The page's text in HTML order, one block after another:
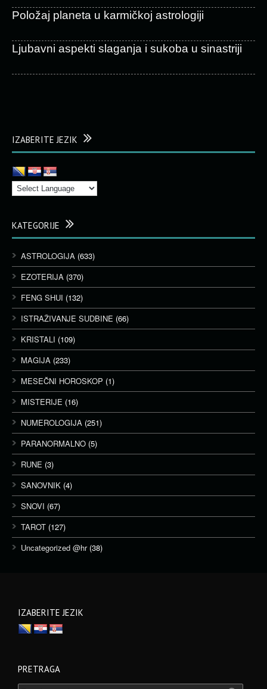
Položaj planeta u karmičkoj astrologiji
Ljubavni aspekti slaganja i sukoba u sinastriji
IZABERITE JEZIK
KATEGORIJE
ASTROLOGIJA (633)
EZOTERIJA (370)
FENG SHUI (132)
ISTRAŽIVANJE SUDBINE (66)
KRISTALI (109)
MAGIJA (233)
MESEČNI HOROSKOP (1)
MISTERIJE (16)
NUMEROLOGIJA (251)
PARANORMALNO (5)
RUNE (3)
SANOVNIK (4)
SNOVI (67)
TAROT (127)
Uncategorized @hr(38)
IZABERITE JEZIK
PRETRAGA